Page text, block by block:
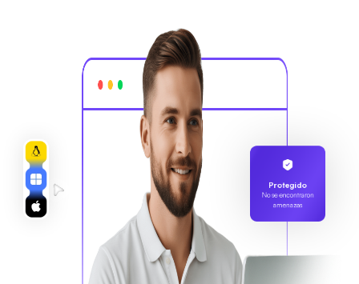
Protegido
No se encontraron
amenazas